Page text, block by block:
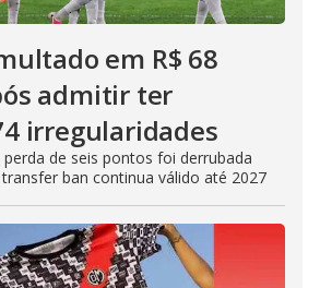
em R$ 68
admitir ter
irregularidades
perda de seis pontos foi derrubada
ban continua válido até 2027